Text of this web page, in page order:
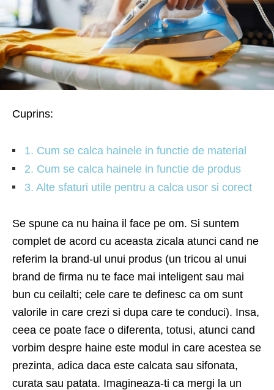
Cuprins:
1. Cum se calca hainele in functie de material
2. Cum se calca hainele in functie de produs
3. Alte sfaturi utile pentru a calca usor si corect
Se spune ca nu haina il face pe om. Si suntem
complet de acord cu aceasta zicala atunci cand ne
referim la brand-ul unui produs (un tricou al unui
brand de firma nu te face mai inteligent sau mai
bun cu ceilalti; cele care te definesc ca om sunt
valorile in care crezi si dupa care te conduci). Insa,
ceea ce poate face o diferenta, totusi, atunci cand
vorbim despre haine este modul in care acestea se
prezinta, adica daca este calcata sau sifonata,
curata sau patata. Imagineaza-ti ca mergi la un